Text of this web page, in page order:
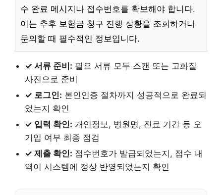
수 완료 메시지나 접수번호를 확보해야 합니다.
이는 추후 보험금 청구 진행 상황을 조회하거나
문의할 때 필수적인 정보입니다.
✓ 서류 준비: 필요 서류 모두 스캔 또는 고화질
사진으로 준비
✓ 로그인: 본인인증 절차까지 성공적으로 완료되
었는지 확인
✓ 입력 확인: 개인정보, 병원명, 진료 기간 등 오
기입 여부 최종 점검
✓ 제출 확인: 접수번호가 발급되었는지, 접수 내
역이 시스템에 정상 반영되었는지 확인